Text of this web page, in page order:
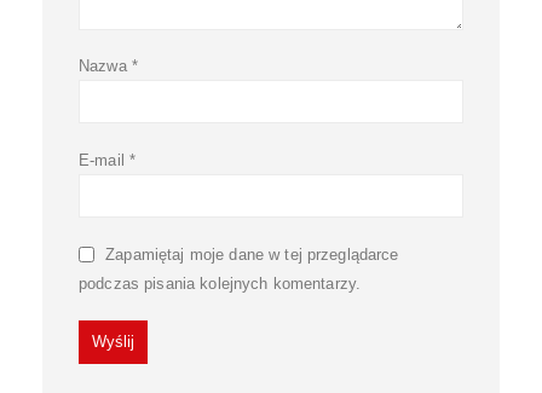
Nazwa *
E-mail *
Zapamiętaj moje dane w tej przeglądarce
podczas pisania kolejnych komentarzy.